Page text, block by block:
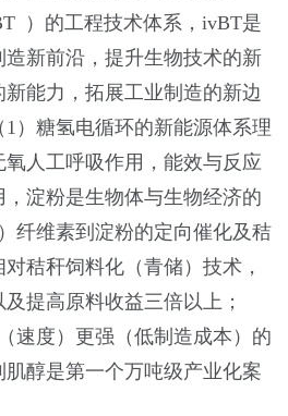
）的工程技术体系，ivBT是
新前沿，提升生物技术的新
能力，拓展工业制造的新边
）糖氢电循环的新能源体系理
人工呼吸作用，能效与反应
淀粉是生物体与生物经济的
纤维素到淀粉的定向催化及秸
秸秆饲料化（青储）技术，
提高原料收益三倍以上；
速度）更强（低制造成本）的
醇是第一个万吨级产业化案